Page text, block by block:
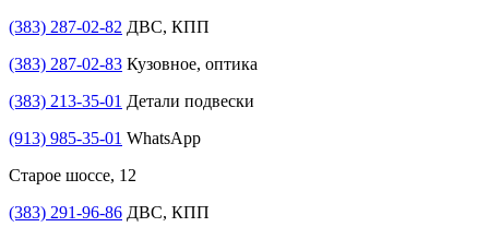
(383) 287-02-82 ДВС, КПП
(383) 287-02-83 Кузовное, оптика
(383) 213-35-01 Детали подвески
(913) 985-35-01 WhatsApp
Старое шоссе, 12
(383) 291-96-86 ДВС, КПП